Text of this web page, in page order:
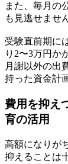
また、毎月の
も見逃せませ
受験直前期に
り2〜3万円か
月謝以外の出
持った資金計
費用を抑え
育の活用
高額になりが
抑えることは